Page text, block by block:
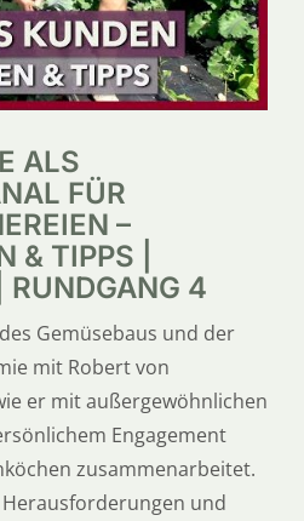
ALS
FÜR
–
& TIPPS |
4
Gemüsebaus und der
mit Robert von
er mit außergewöhnlichen
Engagement
zusammenarbeitet.
und